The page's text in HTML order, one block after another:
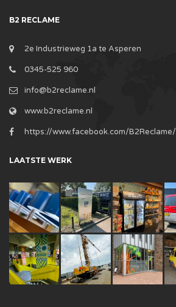
B2 RECLAME
2e Industrieweg 1a te Asperen
0345-525 960
info@b2reclame.nl
www.b2reclame.nl
https://www.facebook.com/B2Reclame/
LAATSTE WERK